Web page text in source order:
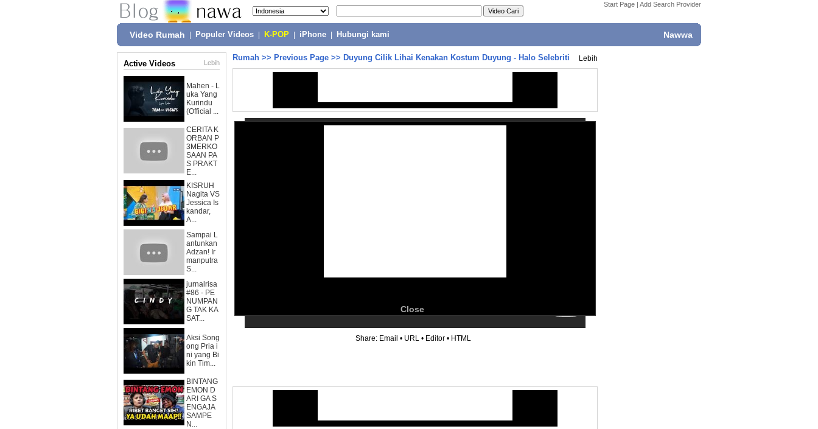
Start Page | Add Search Provider
Video Rumah Populer Videos K-POP iPhone Hubungi kami Nawwa
Active Videos Lebih
Mahen - L
uka Yang
Kurindu
(Official ...
CERITA K
ORBAN P
3MERKO
SAAN PA
S PRAKT
E...
KISRUH
Nagita VS
Jessica Is
kandar,
A...
Sampai L
antunkan
Adzan! Ir
manputra
S...
jurnalrisa
#86 - PE
NUMPAN
G TAK KA
SAT...
Aksi Song
ong Pria i
ni yang Bi
kin Tim...
BINTANG
EMON D
ARI GA S
ENGAJA
SAMPE
N...
Rumah >> Previous Page >> Duyung Cilik Lihai Kenakan Kostum Duyung - Halo Selebriti Lebih
Close
Share: Email • URL • Editor • HTML